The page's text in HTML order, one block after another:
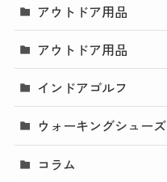
アウトドア用品
アウトドア用品
インドアゴルフ
ウォーキングシューズ
コラム